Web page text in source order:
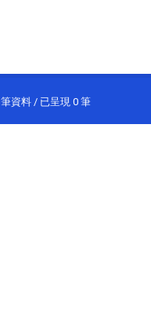
筆資料 / 已呈現 0 筆